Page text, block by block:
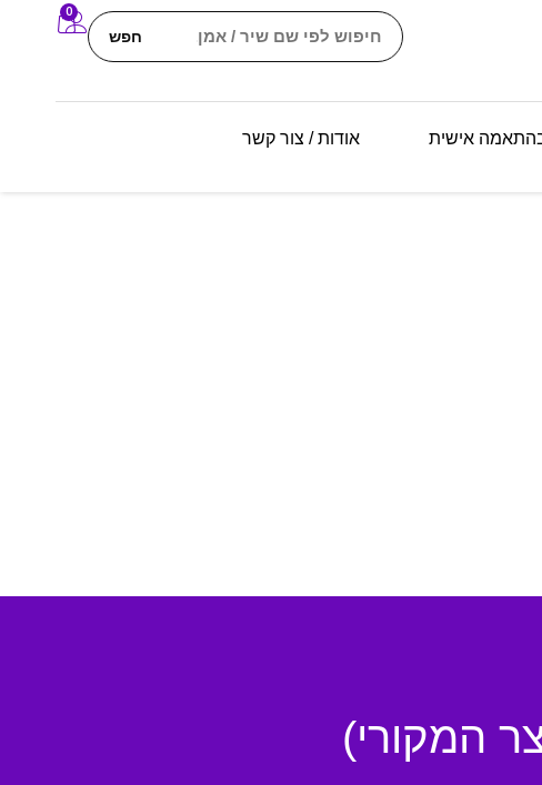
חפש
0
בהתאמה אישית אודות / צור קשר
המקורי)